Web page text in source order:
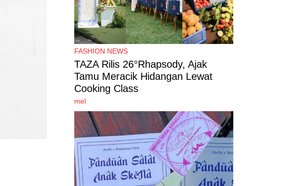
FASHION NEWS
TAZA Rilis 26°Rhapsody, Ajak
Tamu Meracik Hidangan Lewat
Cooking Class
mel